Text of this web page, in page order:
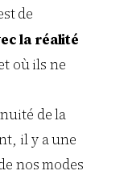
de
la réalité
où ils ne
de la
il y a une
nos modes